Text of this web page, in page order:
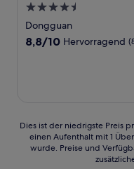
4.5-
Sterne-
Unterkunft
Dongguan
8.8
8,8/10 Hervorragend
Dies
der
Dies ist der niedrigste Preis
einen Aufenthalt mit 1
wurde. Preise und